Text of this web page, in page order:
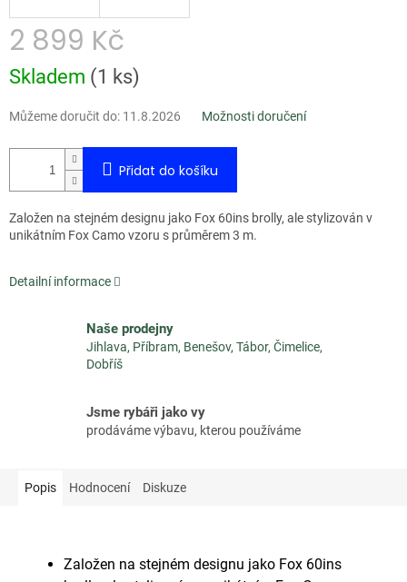
2 899 Kč
Měrná
cena:
Skladem (1 ks)
Můžeme doručit do: 11.8.2026 Možnosti doručení
Přidat do košíku
Založen na stejném designu jako Fox 60ins brolly, ale stylizován v
unikátním Fox Camo vzoru s průměrem 3 m.
Detailní informace
Naše prodejny
Jihlava, Příbram, Benešov, Tábor, Čimelice,
Dobříš
Jsme rybáři jako vy
prodáváme výbavu, kterou používáme
Popis Hodnocení Diskuze
Založen na stejném designu jako Fox 60ins